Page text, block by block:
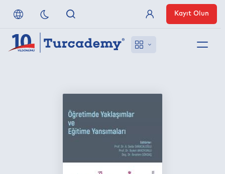
Uzaktan Erişim
Üye Girişi
Kayıt Olun